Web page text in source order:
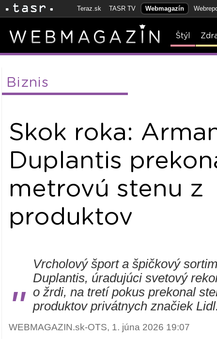
Teraz.sk TASR TV Webmagazín
Štýl
Biznis
Skok roka:
Duplantis
metrovú stenu z
produktov
"
Vrcholový šport a špičkový
Duplantis, úradujúci svetový
o žrdi, na tretí pokus prekonal
produktov privátnych značiek
WEBMAGAZIN.sk-OTS, 1. júna 2026 19:07